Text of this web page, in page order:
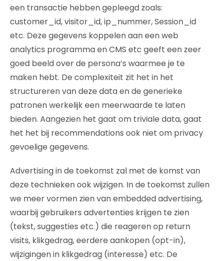
een transactie hebben gepleegd zoals:
customer_id, visitor_id, ip_nummer, Session_id
etc. Deze gegevens koppelen aan een web
analytics programma en CMS etc geeft een zeer
goed beeld over de persona’s waarmee je te
maken hebt. De complexiteit zit het in het
structureren van deze data en de generieke
patronen werkelijk een meerwaarde te laten
bieden. Aangezien het gaat om triviale data, gaat
het het bij recommendations ook niet om privacy
gevoelige gegevens.
Advertising in de toekomst zal met de komst van
deze technieken ook wijzigen. In de toekomst zullen
we meer vormen zien van embedded advertising,
waarbij gebruikers advertenties krijgen te zien
(tekst, suggesties etc.) die reageren op return
visits, klikgedrag, eerdere aankopen (opt-in),
wijzigingen in klikgedrag (interesse) etc. De